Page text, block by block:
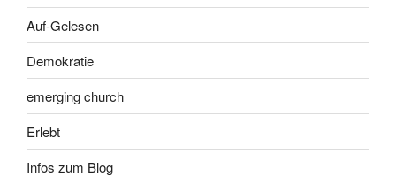
Auf-Gelesen
Demokratie
emerging church
Erlebt
Infos zum Blog